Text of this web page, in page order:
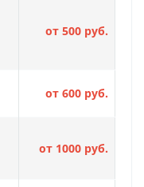
от 500 руб.
от 600 руб.
от 1000 руб.